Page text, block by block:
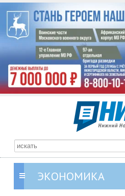
ЭКОНОМИКА